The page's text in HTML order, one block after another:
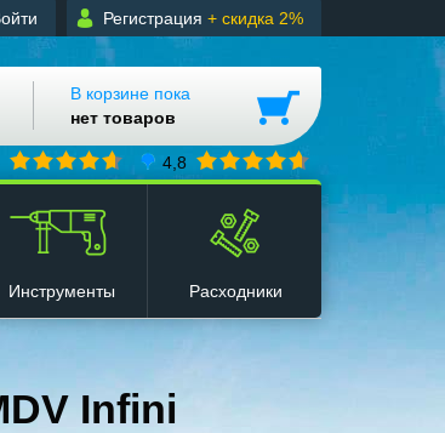
Регистрация + скидка 2%
В корзине пока
нет товаров
4,8
Инструменты Расходники
Infini